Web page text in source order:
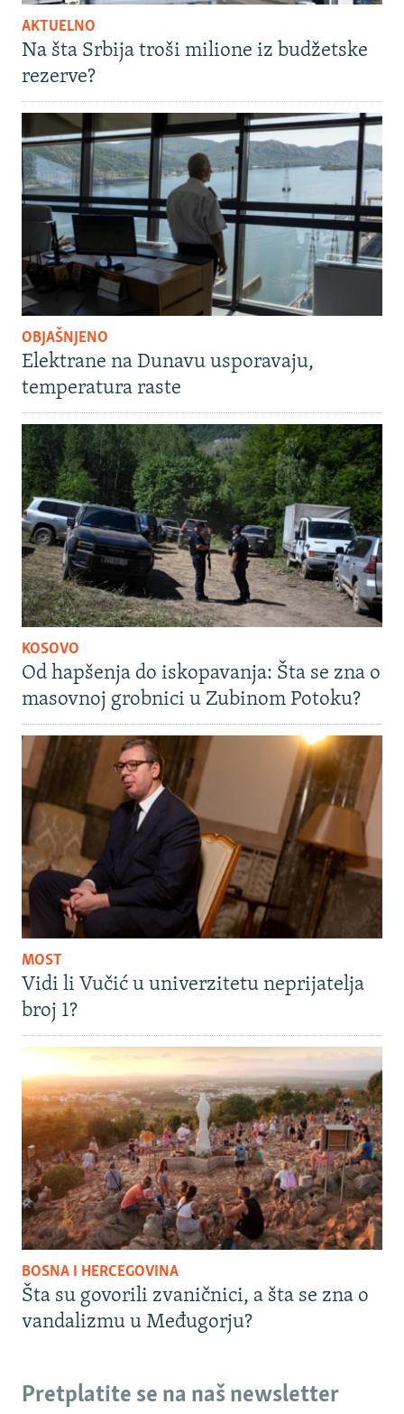
AKTUELNO
Na šta Srbija troši milione iz budžetske
rezerve?
OBJAŠNJENO
Elektrane na Dunavu usporavaju,
temperatura raste
KOSOVO
Od hapšenja do iskopavanja: Šta se zna o
masovnoj grobnici u Zubinom Potoku?
MOST
Vidi li Vučić u univerzitetu neprijatelja
broj 1?
BOSNA I HERCEGOVINA
Šta su govorili zvaničnici, a šta se zna o
vandalizmu u Međugorju?
Pretplatite se na naš newsletter